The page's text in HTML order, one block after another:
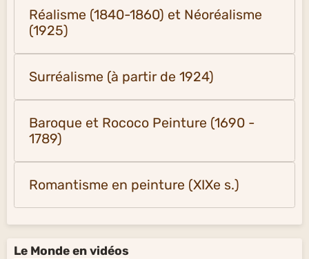
Réalisme (1840-1860) et Néoréalisme
(1925)
Surréalisme (à partir de 1924)
Baroque et Rococo Peinture (1690 -
1789)
Romantisme en peinture (XIXe s.)
Le Monde en vidéos